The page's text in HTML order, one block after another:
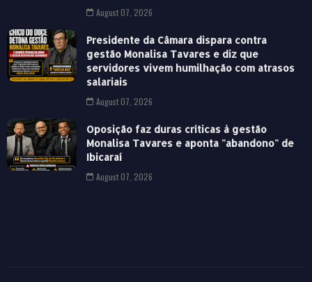
August 07, 2026
Presidente da Câmara dispara contra
gestão Monalisa Tavares e diz que
servidores vivem humilhação com atrasos
salariais
August 07, 2026
Oposição faz duras críticas à gestão
Monalisa Tavares e aponta "abandono" de
Ibicaraí
August 07, 2026